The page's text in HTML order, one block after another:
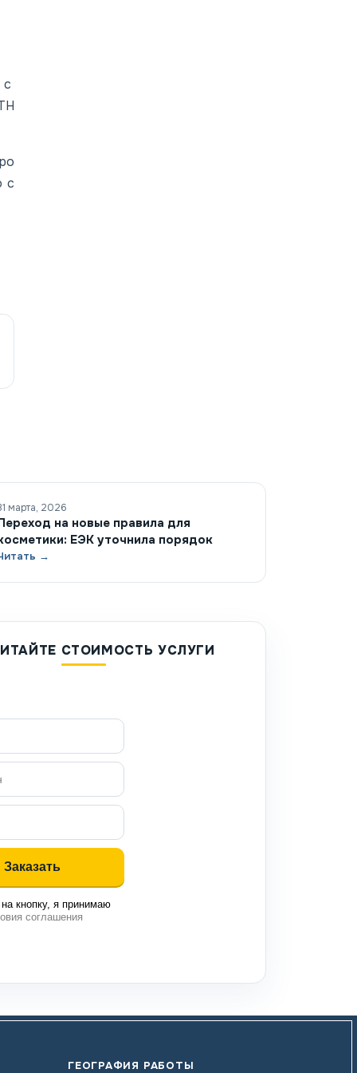
с
марта, 2026
на новые правила для
ЕЭК уточнила порядок
→
СТОИМОСТЬ УСЛУГИ
кнопку, я принимаю
соглашения
ГЕОГРАФИЯ РАБОТЫ